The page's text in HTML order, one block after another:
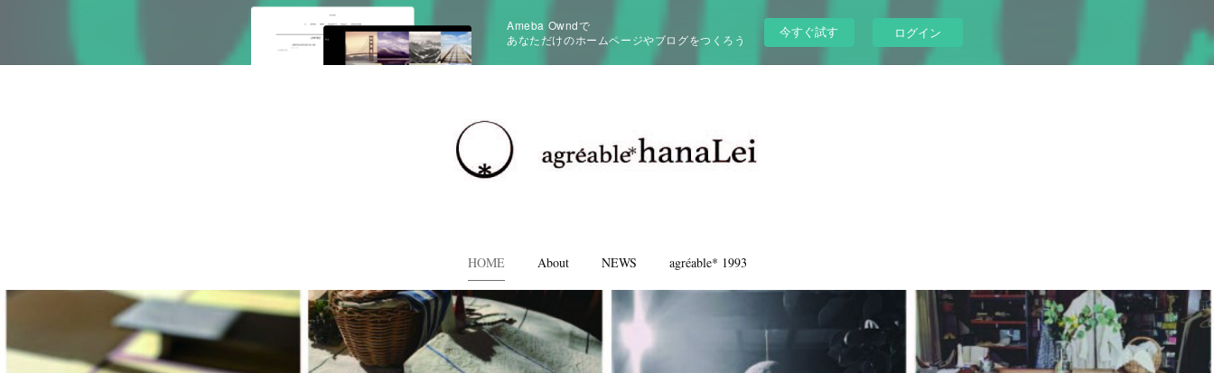
Ameba Owndで
あなただけのホームページやブログをつくろう
今すぐ試す ログイン
HOME About NEWS agréable* 1993